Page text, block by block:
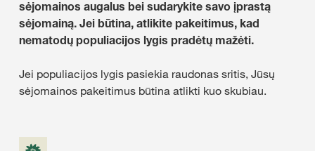
sėjomainos augalus bei sudarykite savo įprastą
sėjomainą. Jei būtina, atlikite pakeitimus, kad
nematodų populiacijos lygis pradėtų mažėti.
Jei populiacijos lygis pasiekia raudonas sritis, Jūsų
sėjomainos pakeitimus būtina atlikti kuo skubiau.